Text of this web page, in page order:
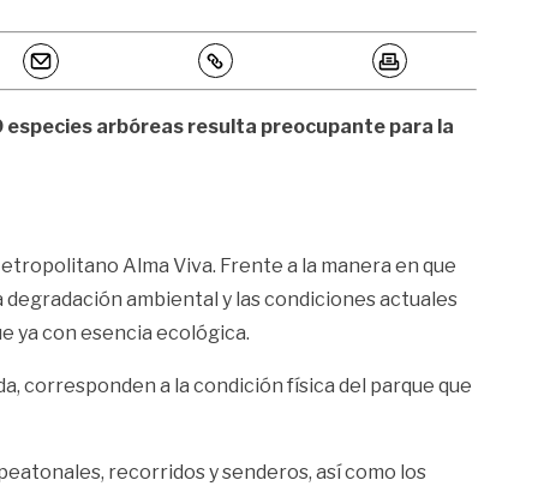
arbóreas resulta preocupante para la
Alma Viva. Frente a la manera en que
ambiental y las condiciones actuales
ya con esencia ecológica.
corresponden a la condición física del parque que
recorridos y senderos, así como los